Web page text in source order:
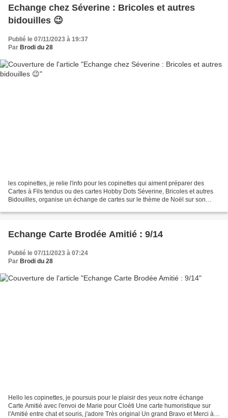
Echange chez Séverine : Bricoles et autres
bidouilles 😉
Publié le 07/11/2023 à 19:37
Par Brodi du 28
les copinettes, je relie l'info pour les copinettes qui aiment préparer des
Cartes à Fils tendus ou des cartes Hobby Dots Séverine, Bricoles et autres
Bidouilles, organise un échange de cartes sur le thème de Noël sur son
Echange Carte Brodée Amitié : 9/14
Publié le 07/11/2023 à 07:24
Par Brodi du 28
Hello les copinettes, je poursuis pour le plaisir des yeux notre échange
Carte Amitié avec l'envoi de Marie pour Cloéti Une carte humoristique sur
l'Amitié entre chat et souris, j'adore Très original Un grand Bravo et Merci à